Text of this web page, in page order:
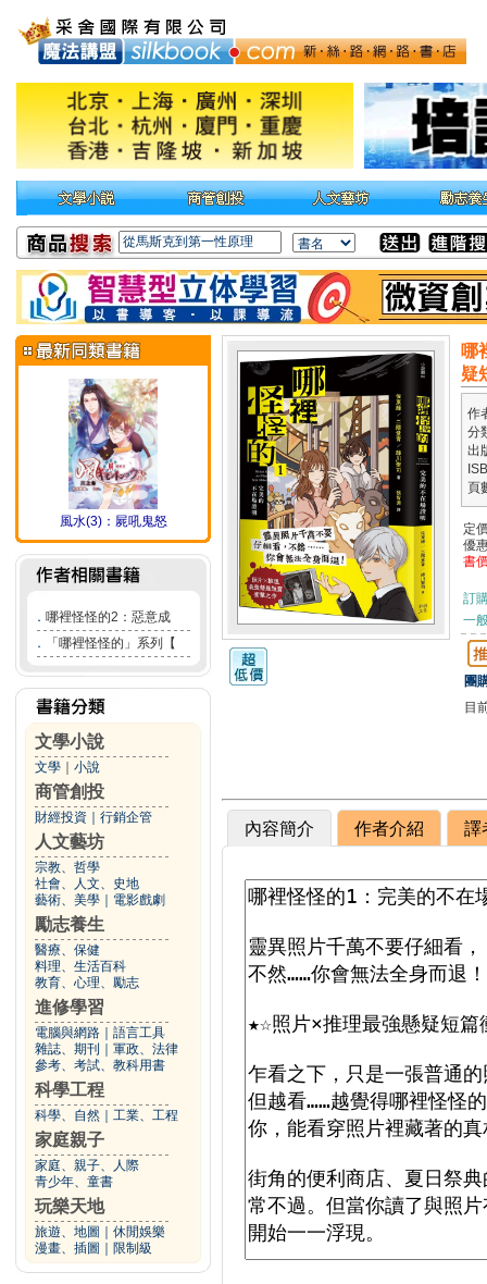
風水(3)：屍吼鬼怒
． 哪裡怪怪的2：惡意成
．
「哪裡怪怪的」系列【
文學小說
文學 小說
商管創投
財經投資 行銷企管
人文藝坊
宗教、哲學
社會、人文、史地
藝術、美學
電影戲劇
勵志養生
醫療、保健
料理、生活百科
教育、心理、勵志
進修學習
電腦與網路
語言工具
雜誌、期刊
軍政、法律
參考、考試、教科用書
科學工程
科學、自然 工業、工程
家庭親子
家庭、親子、人際
青少年、童書
玩樂天地
旅遊、地圖
休閒娛樂
漫畫、插圖
限制級
哪
疑
作
分
出
頁
定
優
書
訂
一
團
目
內容簡介 作者介紹 譯